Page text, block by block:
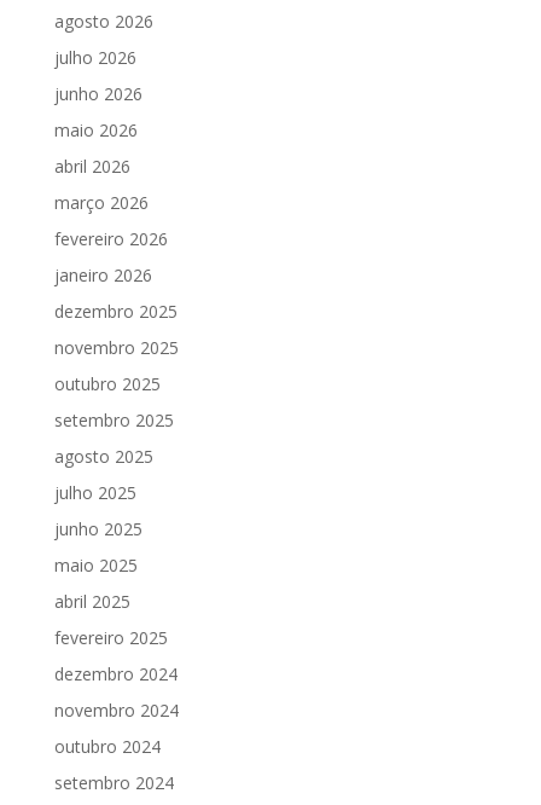
agosto 2026
julho 2026
junho 2026
maio 2026
abril 2026
março 2026
fevereiro 2026
janeiro 2026
dezembro 2025
novembro 2025
outubro 2025
setembro 2025
agosto 2025
julho 2025
junho 2025
maio 2025
abril 2025
fevereiro 2025
dezembro 2024
novembro 2024
outubro 2024
setembro 2024